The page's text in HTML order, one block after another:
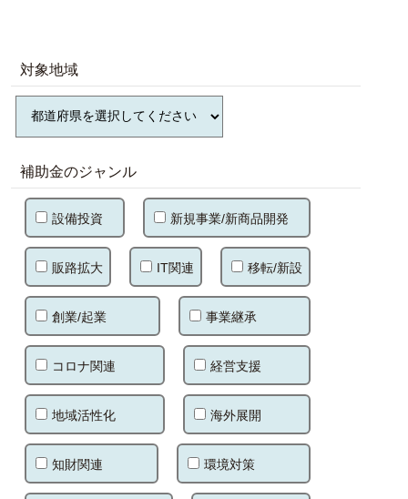
対象地域
補助金のジャンル
設備投資 新規事業/新商品開発
販路拡大 IT関連 移転/新設
創業/起業 事業継承
コロナ関連 経営支援
地域活性化 海外展開
知財関連 環境対策